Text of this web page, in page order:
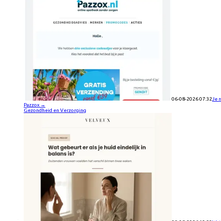
06-08-2026 07:32 Je
Pazzox →
Gezondheid en Verzorging